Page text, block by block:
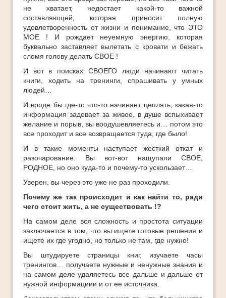
не хватает, недостает какой-то важной
составляющей, которая приносит полную
удовлетворенность от жизни и понимание, что ЭТО
МОЕ ! И рождает неуемную энергию, которая
буквально заставляет вылетать с кровати и бежать
сломя голову делать СВОЕ !
И вот в поисках СВОЕГО люди начинают читать
книги, ходить на тренинги, спрашивать у умных
людей…
И вроде бы где-то что-то начинает цеплять, какая-то
информация задевает за живое, в душе вспыхивает
желание и порыв, вы воодушевляетесь и… потом это
все проходит и все возвращается туда, где было!
И в такие моменты наступает жесткий откат и
разочарование. Вы вот-вот нащупали СВОЕ,
РОДНОЕ, но оно куда-то и почему-то ускользает…
Уверен, вы через это уже не раз проходили.
Почему же так происходит и как найти то, ради
чего стоит жить, а не существовать !?
На самом деле вся сложность и простота ситуации
заключается в том, что вы ищете готовые решения и
ищете их где угодно, но только не там, где нужно!
Вы штудируете страницы книг, изучаете часы
тренингов… получаете нужные и ненужные знания и
на самом деле удаляетесь все дальше и дальше от
нужной информациии и от ее источника.